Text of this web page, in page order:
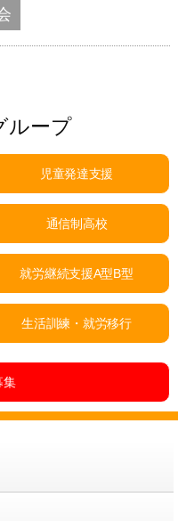
ループ
児童発達支援
通信制高校
就労継続支援A型B型
生活訓練・就労移行
集